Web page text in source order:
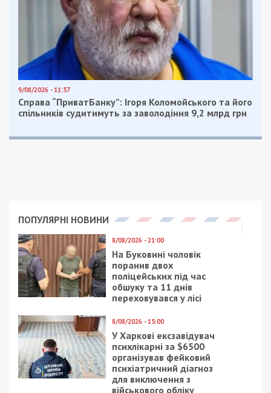
Facebook
Telegram
Twitter
WhatsApp
ViberEmail
Категории:Суспільство| Метки:
известные люди Днепра,смерть
Рекламні блоки дають нам змогу
Приєднатися
Читайте також
Предыдущая статья:
Бывший депутат метит в ректоры
Днепровского национального
университета